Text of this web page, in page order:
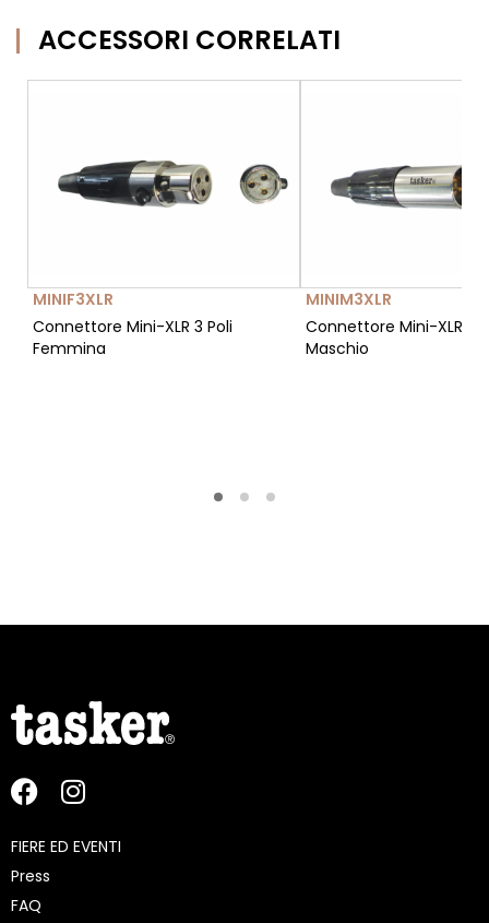
ACCESSORI CORRELATI
MINIF3XLR
Connettore Mini-XLR 3 Poli
Femmina
MINIM3XLR
Connettore Mini-XLR 3
Maschio
FIERE ED EVENTI
Press
FAQ